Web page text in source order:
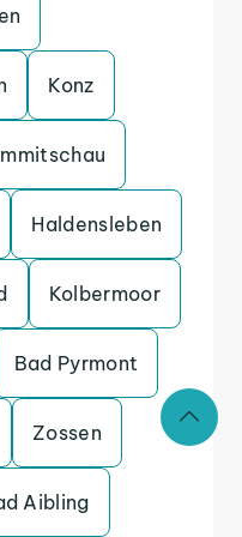
Konz
Haldensleben
Kolbermoor
Bad Pyrmont
Zossen
Aibling